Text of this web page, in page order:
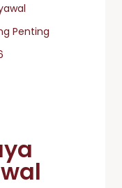
Penting